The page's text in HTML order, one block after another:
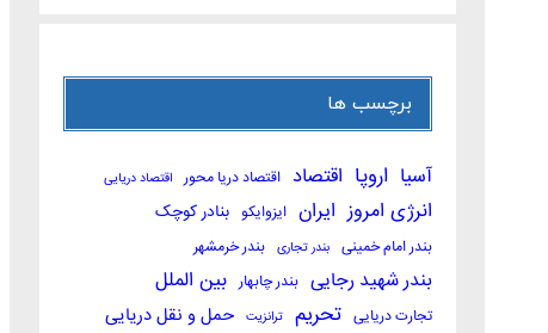
برچسب ها
آسیا اروپا اقتصاد اقتصاد دریا محور اقتصاد دریایی
انرژی امروز ایران ایزوایکو بنادر کوچک
بندر امام خمینی بندر تجاری بندر خرمشهر
بندر شهید رجایی بندر چابهار بین الملل
تجارت دریایی تحریم ترانزیت حمل و نقل دریایی